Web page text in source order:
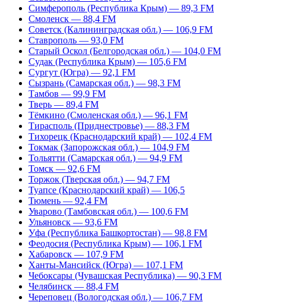
Симферополь (Республика Крым) — 89,3 FM
Смоленск — 88,4 FM
Советск (Калининградская обл.) — 106,9 FM
Ставрополь — 93,0 FM
Старый Оскол (Белгородская обл.) — 104,0 FM
Судак (Республика Крым) — 105,6 FM
Сургут (Югра) — 92,1 FM
Сызрань (Самарская обл.) — 98,3 FM
Тамбов — 99,9 FM
Тверь — 89,4 FM
Тёмкино (Смоленская обл.) — 96,1 FM
Тирасполь (Приднестровье) — 88,3 FM
Тихорецк (Краснодарский край) — 102,4 FM
Токмак (Запорожская обл.) — 104,9 FM
Тольятти (Самарская обл.) — 94,9 FM
Томск — 92,6 FM
Торжок (Тверская обл.) — 94,7 FM
Туапсе (Краснодарский край) — 106,5
Тюмень — 92,4 FM
Уварово (Тамбовская обл.) — 100,6 FM
Ульяновск — 93,6 FM
Уфа (Республика Башкортостан) — 98,8 FM
Феодосия (Республика Крым) — 106,1 FM
Хабаровск — 107,9 FM
Ханты-Мансийск (Югра) — 107,1 FM
Чебоксары (Чувашская Республика) — 90,3 FM
Челябинск — 88,4 FM
Череповец (Вологодская обл.) — 106,7 FM